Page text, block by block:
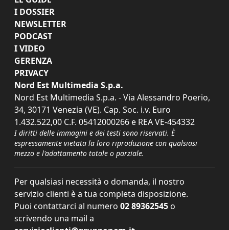
I DOSSIER
NEWSLETTER
PODCAST
I VIDEO
GERENZA
PRIVACY
Nord Est Multimedia S.p.a.
Nord Est Multimedia S.p.a. - Via Alessandro Poerio,
34, 30171 Venezia (VE). Cap. Soc. i.v. Euro
1.432.522,00 C.F. 05412000266 e REA VE-454332
I diritti delle immagini e dei testi sono riservati. È
espressamente vietata la loro riproduzione con qualsiasi
mezzo e l'adattamento totale o parziale.
Per qualsiasi necessità o domanda, il nostro
servizio clienti è a tua completa disposizione.
Puoi contattarci al numero 02 89362545 o
scrivendo una mail a